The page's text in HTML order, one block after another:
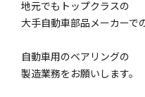
地元でもトップクラスの
大手自動車部品メーカーで
自動車用のベアリングの
製造業務をお願いします。